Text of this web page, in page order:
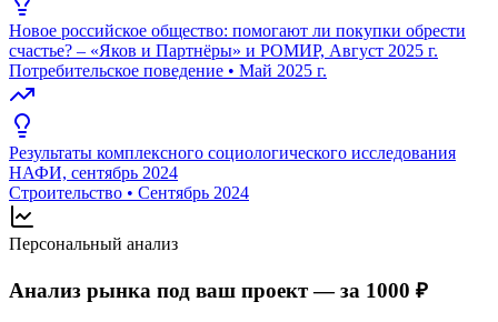
Новое российское общество: помогают ли покупки обрести
счастье? – «Яков и Партнёры» и РОМИР, Август 2025 г.
Потребительское поведение • Май 2025 г.
Результаты комплексного социологического исследования
НАФИ, сентябрь 2024
Строительство • Сентябрь 2024
Персональный анализ
Анализ рынка под ваш проект — за 1000 ₽